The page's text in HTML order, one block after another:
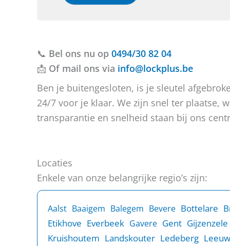
g
n
?
c
t
📞 Bel ons nu op 0494/30 82 04
📩 Of mail ons via info@lockplus.be
Ben je buitengesloten, is je sleutel
24/7 voor je klaar. We zijn snel ter plaatse,
transparantie en snelheid staan bij ons
Locaties
Enkele van onze belangrijke regio’s zijn:
Aalst Baaigem Balegem Bevere Bottelare
Etikhove Everbeek Gavere Gent Gijzenzele
Kruishoutem Landskouter Ledeberg